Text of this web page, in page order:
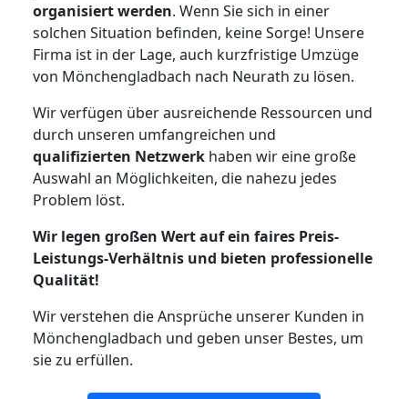
organisiert werden. Wenn Sie sich in einer
solchen Situation befinden, keine Sorge! Unsere
Firma ist in der Lage, auch kurzfristige Umzüge
von Mönchengladbach nach Neurath zu lösen.
Wir verfügen über ausreichende Ressourcen und
durch unseren umfangreichen und
qualifizierten Netzwerk haben wir eine große
Auswahl an Möglichkeiten, die nahezu jedes
Problem löst.
Wir legen großen Wert auf ein faires Preis-
Leistungs-Verhältnis und bieten professionelle
Qualität!
Wir verstehen die Ansprüche unserer Kunden in
Mönchengladbach und geben unser Bestes, um
sie zu erfüllen.